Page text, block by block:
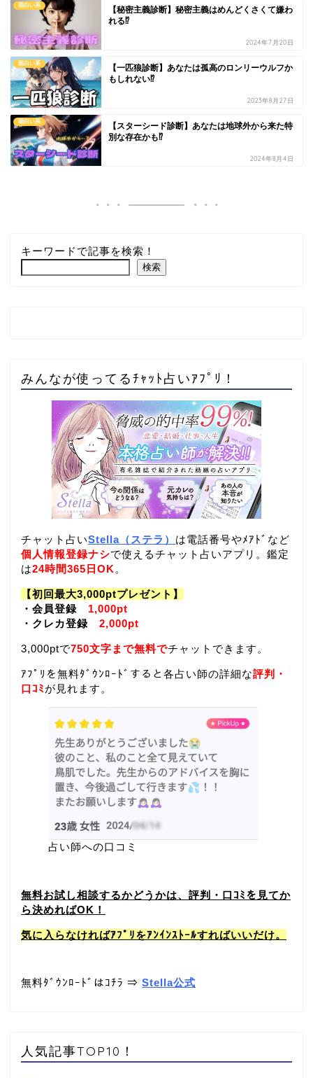
面白い系
【秘密主義診断】秘密主義はめんどくさくて嫌わ
れる⁉
2024年7月20日
面白い系
【一匹狼診断】あなたは孤高のロンリーウルフか
もしれない⁉
2023年8月27日
面白い系
【スターシード診断】あなたは地球外から来た特
別な存在かも⁉
2024年8月4日
キーワードで記事を検索！
検索
みんなが使ってるﾁｬｯﾄ占いｱﾌﾟﾘ！
チャット占いStella（ステラ） は電話番号やﾒｱﾄﾞなど
個人情報登録ナシで使えるチャット占いアプリ。鑑定
は24時間365日OK 。
【初回最大3,000ptプレゼント】
・会員登録 1,000pt
・クレカ登録 2,000pt
3,000ptで750文字まで無料でチャットできます。
ｱﾌﾟﾘを無料ﾀﾞｳﾝﾛｰﾄﾞすると各占い師の詳細な評判・
口ｺﾐが見れます。
占い師への口コミ
無料お試し相談するかどうかは、評判・口ｺﾐを見てか
ら決めればOK！
気に入らなければｱﾌﾟﾘをｱﾝｲﾝｽﾄｰﾙすればいいだけ。
無料ﾀﾞｳﾝﾛｰﾄﾞはｺﾁﾗ ⇒ Stella公式
人気記事TOP10！